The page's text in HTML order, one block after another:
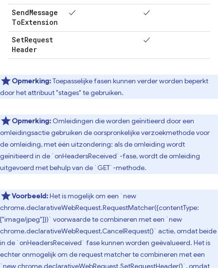
SendMessage
ToExtension
✓ ✓
SetRequest
Header
✓
Opmerking:Toepasselijke fasen kunnen verder worden beperkt
door het attribuut "stages" te gebruiken.
Opmerking: Omleidingen die worden geïnitieerd door een
omleidingsactie gebruiken de oorspronkelijke verzoekmethode voor
de omleiding, met één uitzondering: als de omleiding wordt
geïnitieerd in de `onHeadersReceived`-fase, wordt de omleiding
uitgevoerd met behulp van de `GET`-methode.
Voorbeeld:Het is mogelijk om een ​​`new
chrome.declarativeWebRequest.RequestMatcher({contentType:
["image/jpeg"]})` voorwaarde te combineren met een `new
chrome.declarativeWebRequest.CancelRequest()` actie, omdat beide
in de `onHeadersReceived` fase kunnen worden geëvalueerd. Het is
echter onmogelijk om de request matcher te combineren met een
`new chrome.declarativeWebRequest.SetRequestHeader()`, omdat